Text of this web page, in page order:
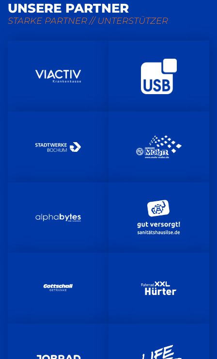
UNSERE PARTNER
STARKE PARTNER // UNTERSTÜTZER